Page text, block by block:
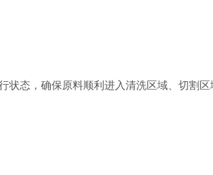
，确保原料顺利进入清洗区域、切割区